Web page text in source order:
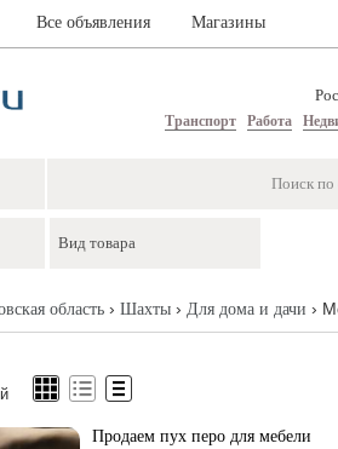
Все объявления Магазины
Транспорт Работа
область › Шахты › Для дома и дачи ›
Продаем пух перо для мебели